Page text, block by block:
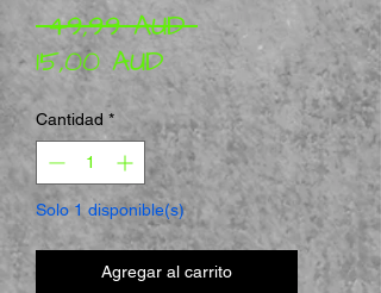
49,99 AUD Precio
15,00 AUD Precio de oferta
Cantidad *
Solo 1 disponible(s)
Agregar al carrito